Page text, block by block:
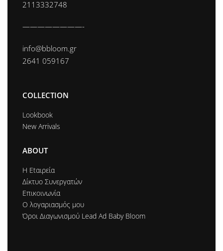
2113332748
————————-
info@bbloom.gr
2641 059167
COLLECTION
Lookbook
New Arrivals
ABOUT
Η Εtαιρεία
Δίκτυο Συνεργατών
Επικοινωνία
Ο λογαριασμός μου
Όροι Διαγωνισμού Lead Ad Baby Bloom